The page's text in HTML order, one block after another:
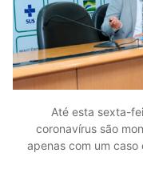
Até esta sexta-
coronavírus são
apenas com um